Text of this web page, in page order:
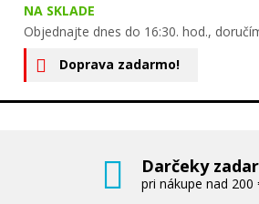
NA SKLADE
Objednajte dnes do 16:30. hod.,
Doprava zadarmo!
Darčeky
pri nákupe nad 200